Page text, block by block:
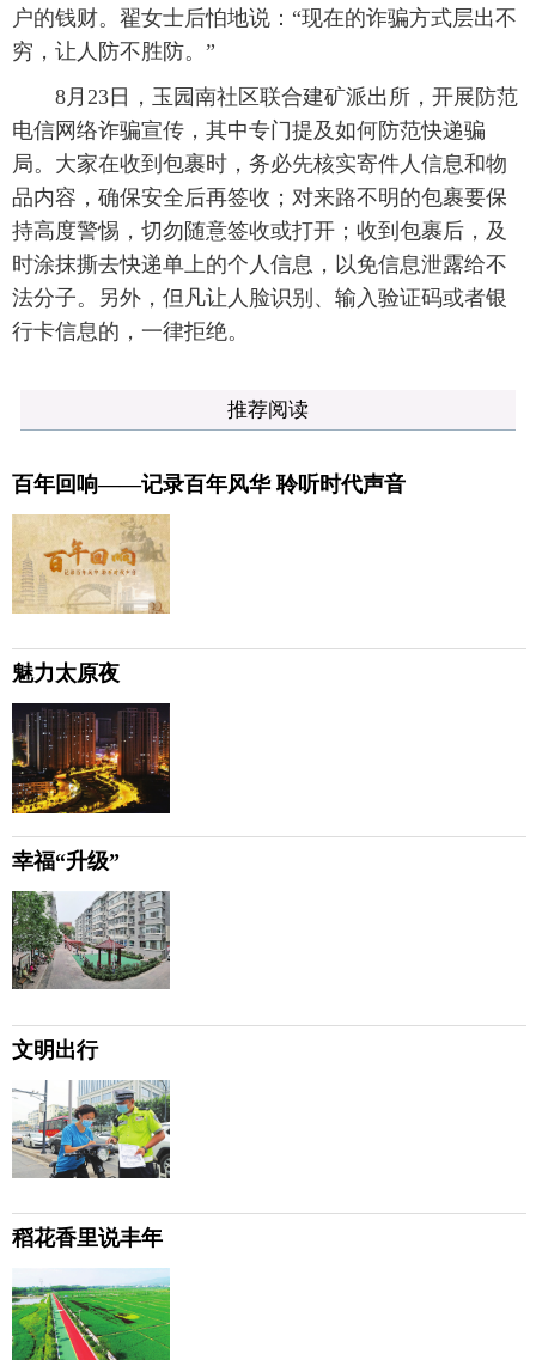
户的钱财。翟女士后怕地说：“现在的诈骗方式层出不
穷，让人防不胜防。”
8月23日，玉园南社区联合建矿派出所，开展防范
电信网络诈骗宣传，其中专门提及如何防范快递骗
局。大家在收到包裹时，务必先核实寄件人信息和物
品内容，确保安全后再签收；对来路不明的包裹要保
持高度警惕，切勿随意签收或打开；收到包裹后，及
时涂抹撕去快递单上的个人信息，以免信息泄露给不
法分子。另外，但凡让人脸识别、输入验证码或者银
行卡信息的，一律拒绝。
推荐阅读
百年回响——记录百年风华 聆听时代声音
魅力太原夜
幸福“升级”
文明出行
稻花香里说丰年